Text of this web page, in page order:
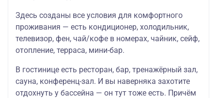
Здесь созданы все условия для комфортного
проживания — есть кондиционер, холодильник,
телевизор, фен, чай/кофе в номерах, чайник, сейф,
отопление, терраса, мини-бар.
В гостинице есть ресторан, бар, тренажёрный зал,
сауна, конференц-зал. И вы наверняка захотите
отдохнуть у бассейна — он тут тоже есть. Причём